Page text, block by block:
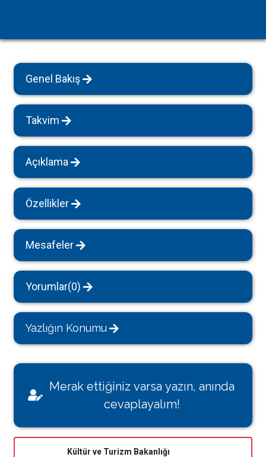
Genel Bakış
Takvim
Açıklama
Özellikler
Mesafeler
Yorumlar(0)
Yazlığın Konumu
Merak ettiğiniz varsa yazın, anında
cevaplayalım!
Kültür ve Turizm Bakanlığı